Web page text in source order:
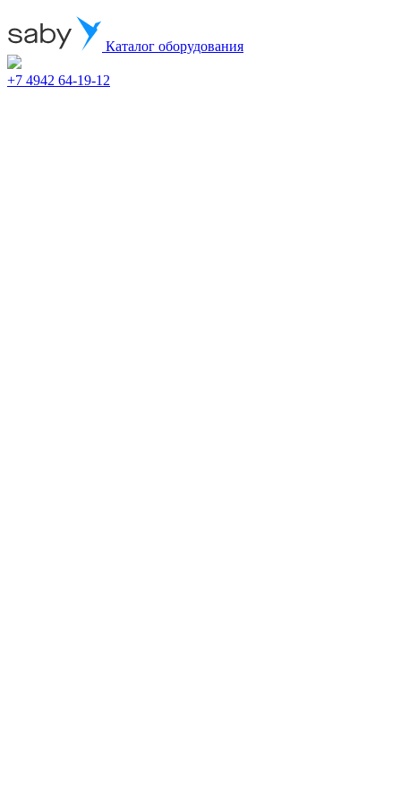
Каталог оборудования
+7 4942 64-19-12